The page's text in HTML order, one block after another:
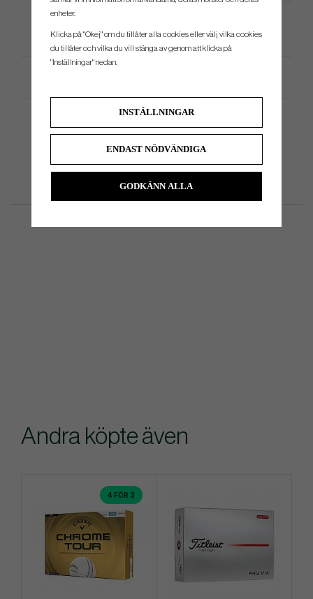
Andra köpte även
4 FÖR 3
enheter.
Klicka på "Okej" om du tillåter alla cookies eller välj vilka cookies
du tillåter och vilka du vill stänga av genom att klicka på
"Inställningar" nedan.
INSTÄLLNINGAR
ENDAST NÖDVÄNDIGA
GODKÄNN ALLA